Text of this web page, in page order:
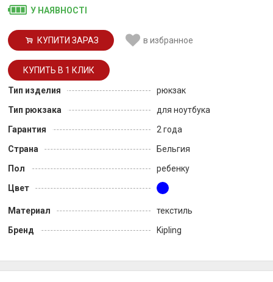
У НАЯВНОСТІ
КУПИТИ ЗАРАЗ в избранное
Тип изделия
рюкзак
Тип рюкзака
для ноутбука
Гарантия
2 года
Страна
Бельгия
Пол
ребенку
Цвет
Материал
текстиль
Бренд
Kipling